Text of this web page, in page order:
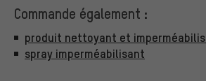
Commande également :
produit nettoyant et
spray imperméabilisant